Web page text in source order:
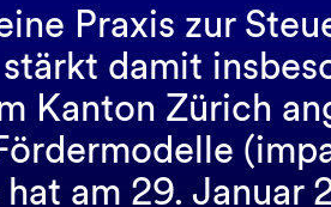
Praxis zur
damit
Kanton Zürich
am 29. Januar